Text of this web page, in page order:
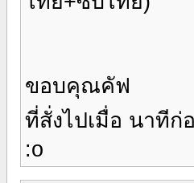
ขอบคุณคัฟ
ที่สั่งไปเมื่อ นาทีก่
:o